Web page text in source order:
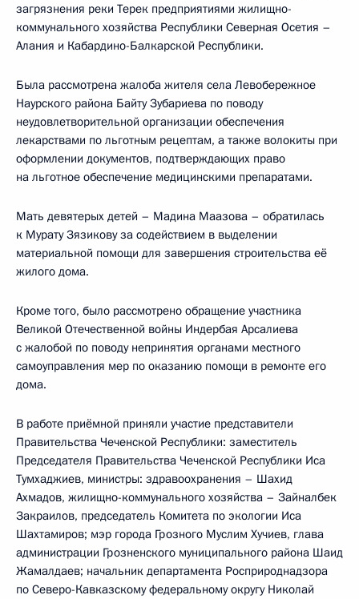
загрязнения реки Терек предприятиями жилищно-
коммунального хозяйства Республики Северная Осетия –
Алания и Кабардино-Балкарской Республики.
Была рассмотрена жалоба жителя села Левобережное
Наурского района Байту Зубариева по поводу
неудовлетворительной организации обеспечения
лекарствами по льготным рецептам, а также волокиты при
оформлении документов, подтверждающих право
на льготное обеспечение медицинскими препаратами.
Мать девятерых детей – Мадина Маазова – обратилась
к Мурату Зязикову за содействием в выделении
материальной помощи для завершения строительства её
жилого дома.
Кроме того, было рассмотрено обращение участника
Великой Отечественной войны Индербая Арсалиева
с жалобой по поводу непринятия органами местного
самоуправления мер по оказанию помощи в ремонте его
дома.
В работе приёмной приняли участие представители
Правительства Чеченской Республики: заместитель
Председателя Правительства Чеченской Республики Иса
Тумхаджиев, министры: здравоохранения – Шахид
Ахмадов, жилищно-коммунального хозяйства – Зайналбек
Закраилов, председатель Комитета по экологии Иса
Шахтамиров; мэр города Грозного Муслим Хучиев, глава
администрации Грозненского муниципального района Шаид
Жамалдаев; начальник департамента Росприроднадзора
по Северо-Кавказскому федеральному округу Николай